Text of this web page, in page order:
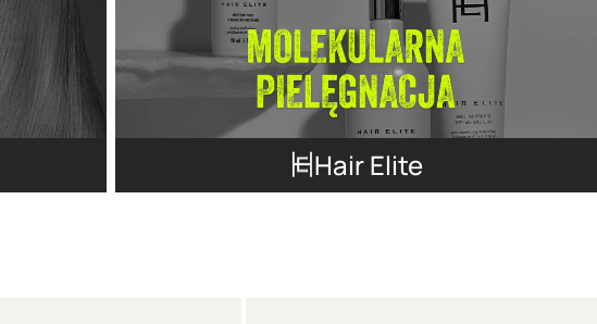
Hair Elite